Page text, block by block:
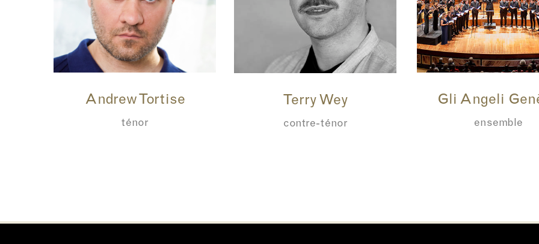
Andrew Tortise
ténor
Terry Wey
contre-ténor
Gli Angeli
ensemble